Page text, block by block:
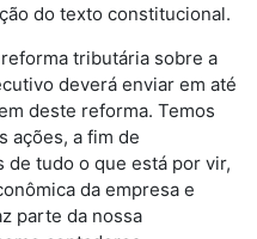
do texto constitucional.
tributária sobre a
deverá enviar em até
deste reforma. Temos
ações, a fim de
tudo o que está por vir,
da empresa e
parte da nossa